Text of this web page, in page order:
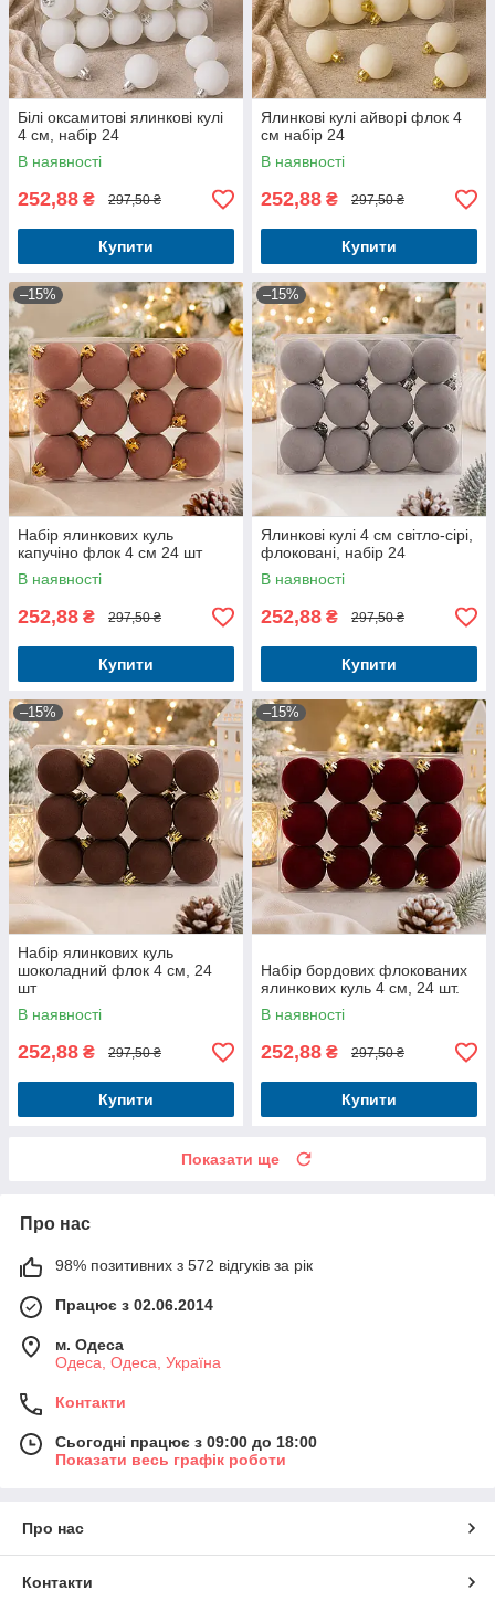
Білі оксамитові ялинкові кулі
4 см, набір 24
В наявності
252,88 ₴ 297,50 ₴
Купити
Ялинкові кулі айворі флок 4
см набір 24
В наявності
252,88 ₴ 297,50 ₴
Купити
–15%
Набір ялинкових куль
капучіно флок 4 см 24 шт
В наявності
252,88 ₴ 297,50 ₴
Купити
–15%
Ялинкові кулі 4 см світло-сірі,
флоковані, набір 24
В наявності
252,88 ₴ 297,50 ₴
Купити
–15%
Набір ялинкових куль
шоколадний флок 4 см, 24
шт
В наявності
252,88 ₴ 297,50 ₴
Купити
–15%
Набір бордових флокованих
ялинкових куль 4 см, 24 шт.
В наявності
252,88 ₴ 297,50 ₴
Купити
Показати ще
Про нас
98% позитивних з 572 відгуків за рік
Працює з 02.06.2014
м. Одеса
Одеса, Одеса, Україна
Контакти
Сьогодні працює з 09:00 до 18:00
Показати весь графік роботи
Про нас
Контакти